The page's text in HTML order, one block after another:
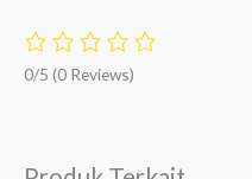
0/5 (0 Reviews)